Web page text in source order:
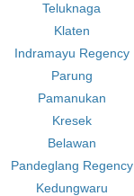
Teluknaga
Klaten
Indramayu Regency
Parung
Pamanukan
Kresek
Belawan
Pandeglang Regency
Kedungwaru